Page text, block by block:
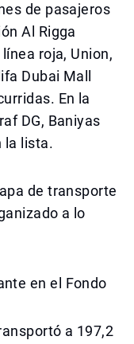
de pasajeros
Al Rigga
roja, Union,
Dubai Mall
En la
DG, Baniyas
la lista.
de transporte
a lo
en el Fondo
a 197,2